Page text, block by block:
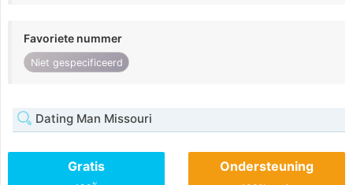
Favoriete nummer
Niet gespecificeerd
Dating Man Missouri
Gratis Ondersteuning